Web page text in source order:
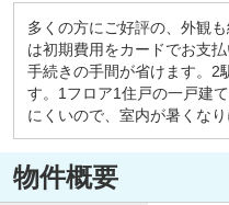
多くの方にご好評の、外観
は初期費用をカードでお支
手続きの手間が省けます。2
す。1フロア1住戸の一戸建
にくいので、室内が暑くなり
物件概要